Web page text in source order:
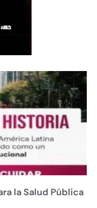
la Salud Pública